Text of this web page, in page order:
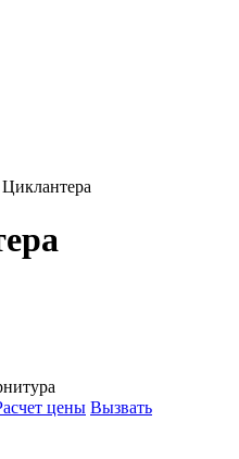
цены Вызвать